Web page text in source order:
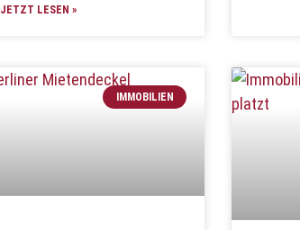
JETZT LESEN »
IMMOBILIEN